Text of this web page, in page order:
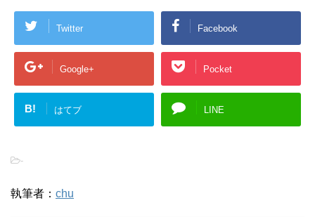
Twitter Facebook
Google+ Pocket
B! はてブ LINE
-
執筆者： chu